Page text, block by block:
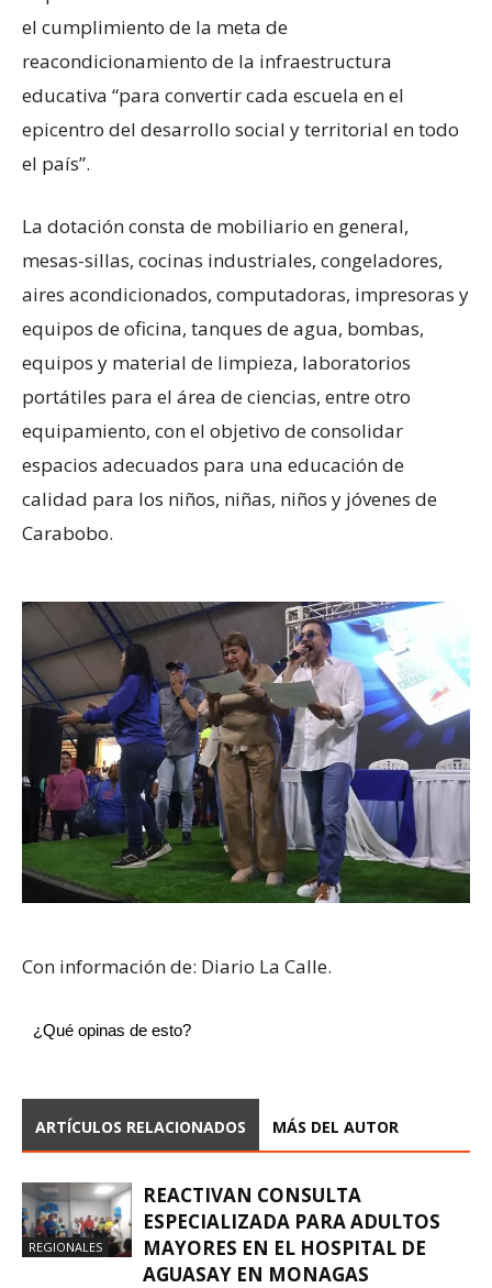
el cumplimiento de la meta de
reacondicionamiento de la infraestructura
educativa “para convertir cada escuela en el
epicentro del desarrollo social y territorial en todo
el país”.
La dotación consta de mobiliario en general,
mesas-sillas, cocinas industriales, congeladores,
aires acondicionados, computadoras, impresoras y
equipos de oficina, tanques de agua, bombas,
equipos y material de limpieza, laboratorios
portátiles para el área de ciencias, entre otro
equipamiento, con el objetivo de consolidar
espacios adecuados para una educación de
calidad para los niños, niñas, niños y jóvenes de
Carabobo.
Con información de: Diario La Calle.
¿Qué opinas de esto?
ARTÍCULOS RELACIONADOS MÁS DEL AUTOR
REGIONALES
REACTIVAN CONSULTA
ESPECIALIZADA PARA ADULTOS
MAYORES EN EL HOSPITAL DE
AGUASAY EN MONAGAS